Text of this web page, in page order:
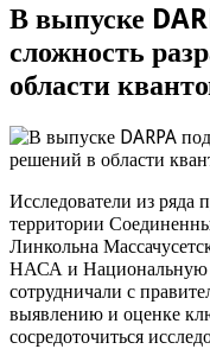
В выпуске
сложность
области
Исследователи из ряда
территории
Линкольна
НАСА и Национальную
сотрудничали с
выявлению и оценке
сосредоточиться